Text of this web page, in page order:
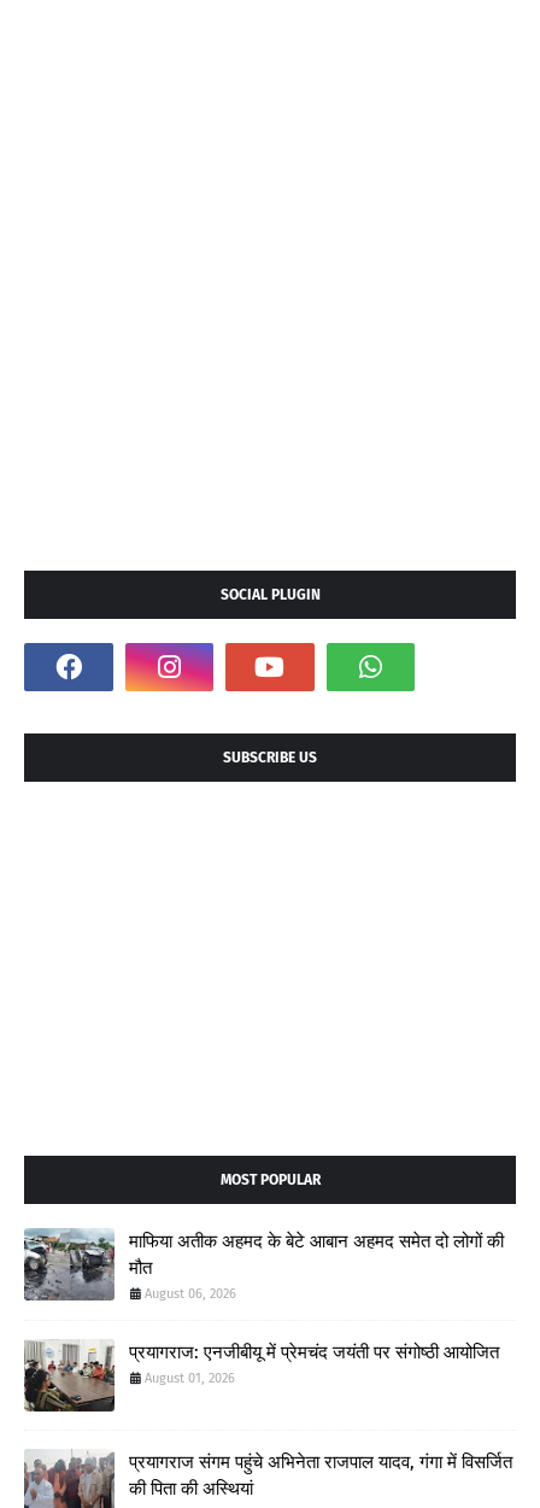
SOCIAL PLUGIN
SUBSCRIBE US
MOST POPULAR
माफिया अतीक अहमद के बेटे आबान अहमद समेत दो लोगों की
मौत
August 06, 2026
प्रयागराज: एनजीबीयू में प्रेमचंद जयंती पर संगोष्ठी आयोजित
August 01, 2026
प्रयागराज संगम पहुंचे अभिनेता राजपाल यादव, गंगा में विसर्जित
की पिता की अस्थियां